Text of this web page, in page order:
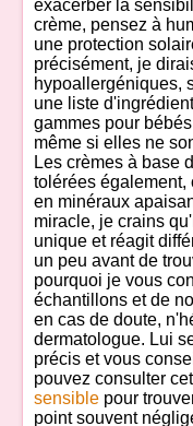
exacerber la
crème, pensez à
une protection
précisément, je
hypoallergéniques,
une liste
gammes pour
même si elles ne
Les crèmes à base
tolérées également,
en minéraux
miracle, je crains
unique et réagit
un peu avant de
pourquoi je vous
échantillons et de
en cas de doute,
dermatologue. Lui
précis et vous
pouvez consulter
sensible pour
point souvent